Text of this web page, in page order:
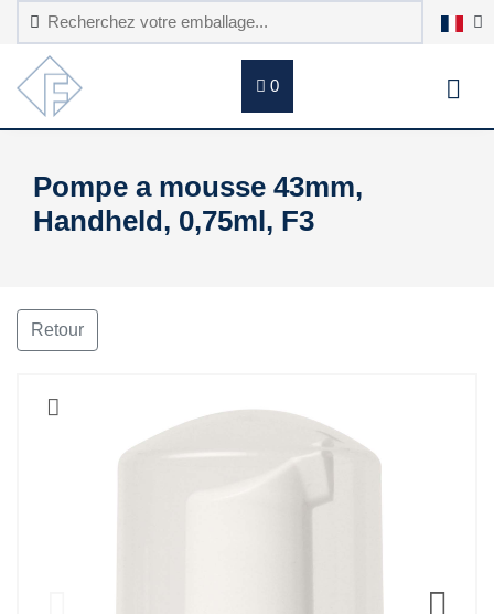
0
Pompe a mousse 43mm,
Handheld, 0,75ml, F3
Retour